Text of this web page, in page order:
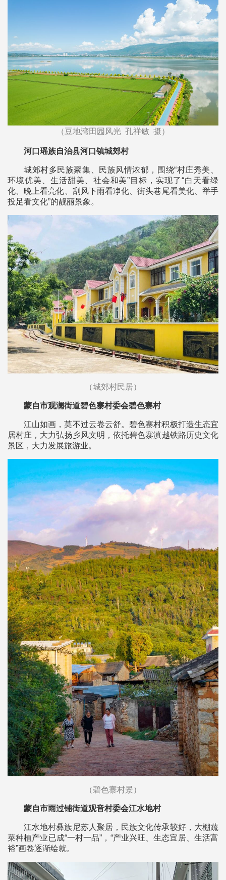
（豆地湾田园风光 孔祥敏 摄）
河口瑶族自治县河口镇城郊村
城郊村多民族聚集、民族风情浓郁，围绕“村庄秀美、
环境优美、生活甜美、社会和美”目标，实现了“白天看绿
化、晚上看亮化、刮风下雨看净化、街头巷尾看美化、举手
投足看文化”的靓丽景象。
（城郊村民居）
蒙自市观澜街道碧色寨村委会碧色寨村
江山如画，莫不过云卷云舒。碧色寨村积极打造生态宜
居村庄，大力弘扬乡风文明，依托碧色寨滇越铁路历史文化
景区，大力发展旅游业。
（碧色寨村景）
蒙自市雨过铺街道观音村委会江水地村
江水地村彝族尼苏人聚居，民族文化传承较好，大棚蔬
菜种植产业已成“一村一品”，“产业兴旺、生态宜居、生活富
裕”画卷逐渐绘就。